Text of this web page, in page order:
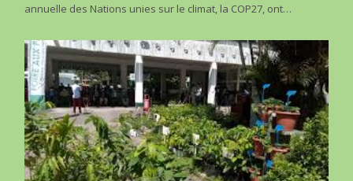
annuelle des Nations unies sur le climat, la COP27, ont…